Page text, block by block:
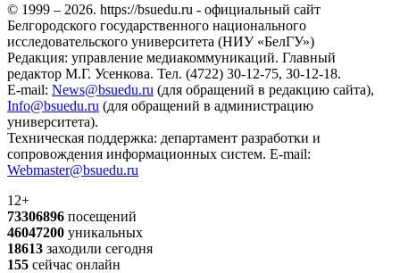
© 1999 – 2026. https://bsuedu.ru - официальный сайт
Белгородского государственного национального
исследовательского университета (НИУ «БелГУ»)
Редакция: управление медиакоммуникаций. Главный
редактор М.Г. Усенкова. Тел. (4722) 30-12-75, 30-12-18.
E-mail: News@bsuedu.ru (для обращений в редакцию сайта),
Info@bsuedu.ru (для обращений в администрацию
университета).
Техническая поддержка: департамент разработки и
сопровождения информационных систем. E-mail:
Webmaster@bsuedu.ru
12+
73306896 посещений
46047200 уникальных
18613 заходили сегодня
155 сейчас онлайн